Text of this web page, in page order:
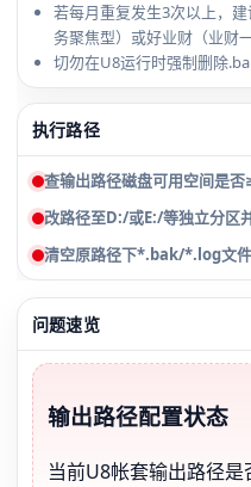
若每月重复发生3次以上，
务聚焦型）或好业财（业财一
切勿在U8运行时强制删除
执行路径
查输出路径磁盘可用空间是
改路径至D:/或E:/等独立分区
清空原路径下*.bak/*.log文
问题速览
输出路径配置状态
当前U8帐套输出路径